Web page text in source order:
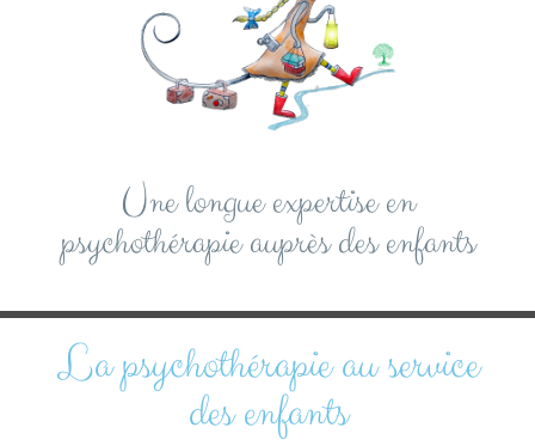
Une longue expertise en
psychothérapie auprès des enfants
La psychothérapie au service
des enfants